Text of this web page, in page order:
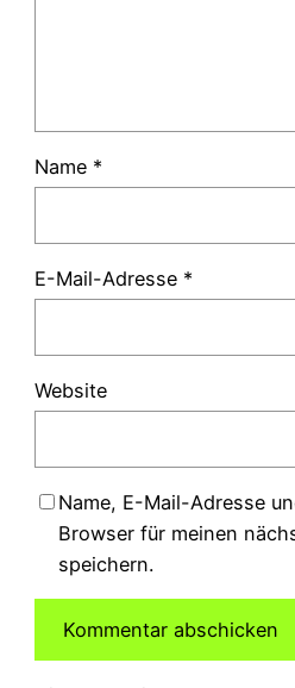
Name *
E-Mail-Adresse *
Website
Name, E-Mail-Adresse
Browser für meinen
speichern.